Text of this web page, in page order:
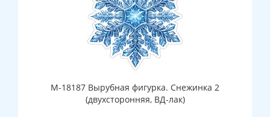
М-18187 Вырубная фигурка. Снежинка 2
(двухсторонняя, ВД-лак)